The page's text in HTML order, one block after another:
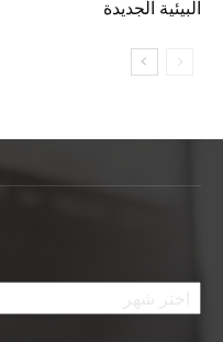
البيئية الجديدة
الأرشيف